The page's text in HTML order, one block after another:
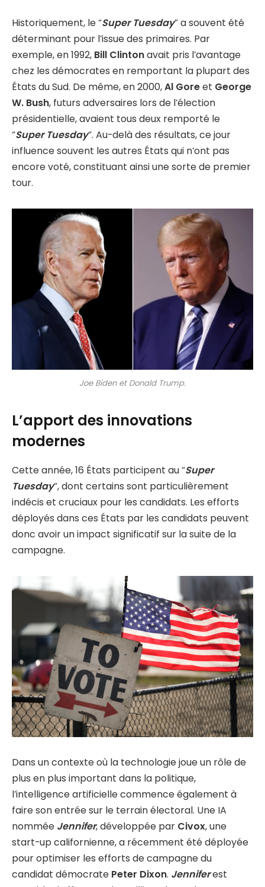
Historiquement, le “Super Tuesday” a souvent été
déterminant pour l’issue des primaires. Par
exemple, en 1992, Bill Clintonavait pris l’avantage
chez les démocrates en remportant la plupart des
États du Sud. De même, en 2000,Al Goreet George
W. Bush, futurs adversaires lors de l’élection
présidentielle, avaient tous deux remporté le
“Super Tuesday“. Au-delà des résultats, ce jour
influence souvent les autres États qui n’ont pas
encore voté, constituant ainsi une sorte de premier
tour.
Joe Biden et Donald Trump.
L’apport des innovations
modernes
Cette année, 16 États participent au “Super
Tuesday“, dont certains sont particulièrement
indécis et cruciaux pour les candidats. Les efforts
déployés dans ces États par les candidats peuvent
donc avoir un impact significatif sur la suite de la
campagne.
Dans un contexte où la technologie joue un rôle de
plus en plus important dans la politique,
l’intelligence artificielle commence également à
faire son entrée sur le terrain électoral. Une IA
nommée Jennifer, développée par Civox, une
start-up californienne, a récemment été déployée
pour optimiser les efforts de campagne du
candidat démocrate Peter Dixon. Jenniferest